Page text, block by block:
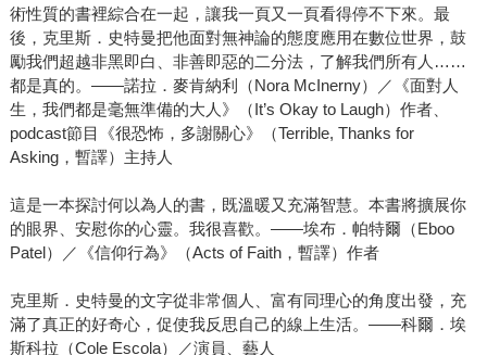
術性質的書裡綜合在一起，讓我一頁又一頁看得停不下來。最
後，克里斯．史特曼把他面對無神論的態度應用在數位世界，鼓
勵我們超越非黑即白、非善即惡的二分法，了解我們所有人……
都是真的。——諾拉．麥肯納利（Nora McInerny）／《面對人
生，我們都是毫無準備的大人》（It’s Okay to Laugh）作者、
podcast節目《很恐怖，多謝關心》（Terrible, Thanks for
Asking，暫譯）主持人
這是一本探討何以為人的書，既溫暖又充滿智慧。本書將擴展你
的眼界、安慰你的心靈。我很喜歡。——埃布．帕特爾（Eboo
Patel）／《信仰行為》（Acts of Faith，暫譯）作者
克里斯．史特曼的文字從非常個人、富有同理心的角度出發，充
滿了真正的好奇心，促使我反思自己的線上生活。——科爾．埃
斯科拉（Cole Escola）／演員、藝人